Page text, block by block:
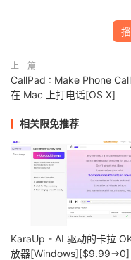
上一篇
CallPad : Make Phone
在 Mac 上打电话[OS X]
相关限免推荐
KaraUp - AI 驱动的卡拉
放器[Windows][$9.99→0]